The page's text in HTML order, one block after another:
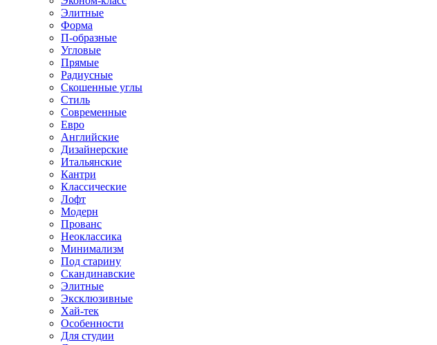
Элитные
Форма
П-образные
Угловые
Прямые
Радиусные
Скошенные углы
Стиль
Современные
Евро
Английские
Дизайнерские
Итальянские
Кантри
Классические
Лофт
Модерн
Прованс
Неоклассика
Минимализм
Под старину
Скандинавские
Элитные
Эксклюзивные
Хай-тек
Особенности
Для студии